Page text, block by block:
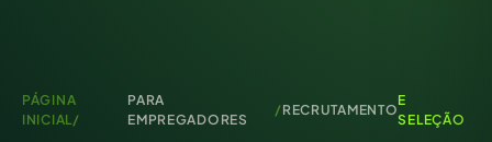
PÁGINA
INICIAL/
PARA
EMPREGADORES
/ RECRUTAMENTO
E
SELEÇÃO